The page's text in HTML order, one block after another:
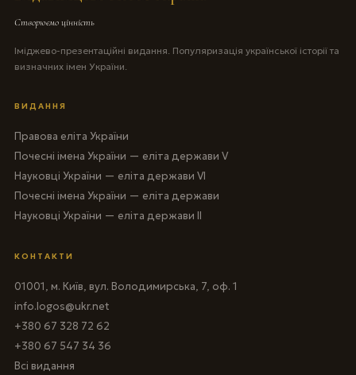
Створюємо цінність
Іміджево-презентаційні видання. Популяризація української історії та
визначних імен України.
ВИДАННЯ
Правова еліта України
Почесні імена України — еліта держави V
Науковці України — еліта держави VI
Почесні імена України — еліта держави
Науковці України — еліта держави II
КОНТАКТИ
01001, м. Київ, вул. Володимирська, 7, оф. 1
info.logos@ukr.net
+380 67 328 72 62
+380 67 547 34 36
Всі видання